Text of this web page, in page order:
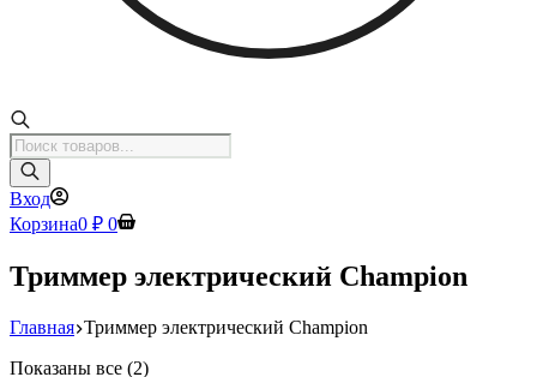
Поиск
товаров
Вход
Корзина0 ₽ 0
Триммер электрический Champion
Главная Триммер электрический Champion
Показаны все (2)Цены: